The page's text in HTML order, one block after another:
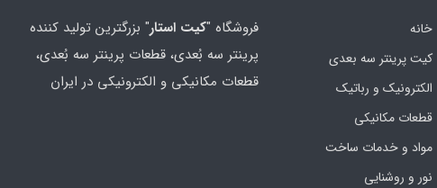
خانه
کیت پرینتر سه بعدی
الکترونیک و رباتیک
قطعات مکانیکی
مواد و خدمات ساخت
نور و روشنایی
فروشگاه "کیت استار" بزرگترین تولید کننده
پرینتر سه بُعدی، قطعات پرینتر سه بُعدی،
قطعات مکانیکی و الکترونیکی در ایران